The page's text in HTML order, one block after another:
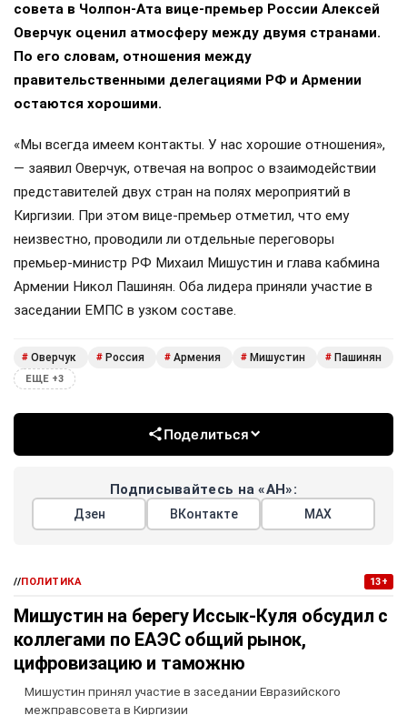
совета в Чолпон-Ата вице-премьер России Алексей
Оверчук оценил атмосферу между двумя странами.
По его словам, отношения между
правительственными делегациями РФ и Армении
остаются хорошими.
«Мы всегда имеем контакты. У нас хорошие отношения»,
— заявил Оверчук, отвечая на вопрос о взаимодействии
представителей двух стран на полях мероприятий в
Киргизии. При этом вице-премьер отметил, что ему
неизвестно, проводили ли отдельные переговоры
премьер-министр РФ Михаил Мишустин и глава кабмина
Армении Никол Пашинян. Оба лидера приняли участие в
заседании ЕМПС в узком составе.
# Оверчук # Россия # Армения # Мишустин # Пашинян
ЕЩЕ +3
Поделиться
Подписывайтесь на «АН»:
Дзен ВКонтакте МАХ
//ПОЛИТИКА 13+
Мишустин на берегу Иссык-Куля обсудил с
коллегами по ЕАЭС общий рынок,
цифровизацию и таможню
Мишустин принял участие в заседании Евразийского
межправсовета в Киргизии